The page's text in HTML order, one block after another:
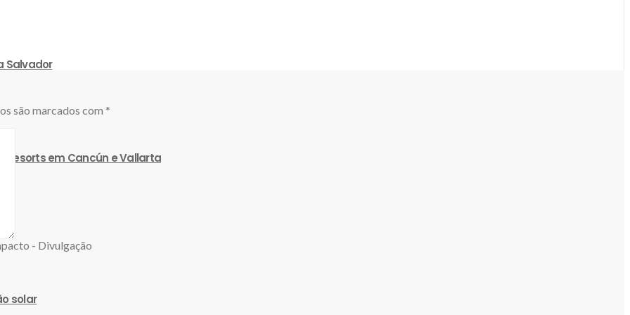
Salvador
resorts em Cancún e Vallarta
solar
são marcados com *